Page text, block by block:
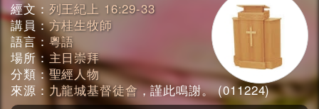
經文： 列王紀上 16:29-33
講員：方桂生牧師
語言： 粵語
場所：主日崇拜
分類：聖經人物
來源： 九龍城基督徒會，謹此鳴謝。 (011224)